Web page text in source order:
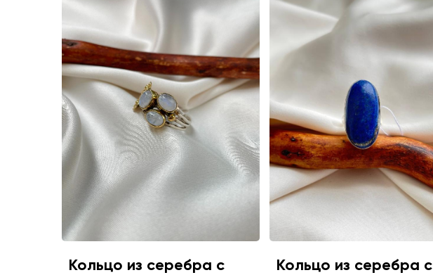
Кольцо из серебра с
Кольцо из серебра с